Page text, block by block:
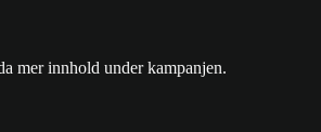
mer innhold under kampanjen.